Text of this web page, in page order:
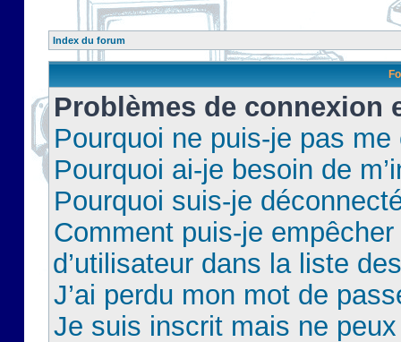
Index du forum
Problèmes de connexion
Pourquoi ne puis-je pas
Pourquoi ai-je besoin de
Pourquoi suis-je
Comment puis-je
d’utilisateur dans la liste
J’ai perdu mon mot de
Je suis inscrit mais ne